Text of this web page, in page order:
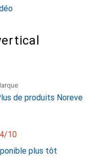
de produits Noreve
10
plus tôt